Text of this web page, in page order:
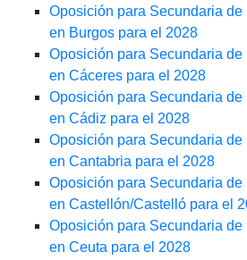
Oposición para Secundaria
en Burgos para el 2028
Oposición para Secundaria
en Cáceres para el 2028
Oposición para Secundaria
en Cádiz para el 2028
Oposición para Secundaria
en Cantabria para el 2028
Oposición para Secundaria
en Castellón/Castelló para el
Oposición para Secundaria
en Ceuta para el 2028